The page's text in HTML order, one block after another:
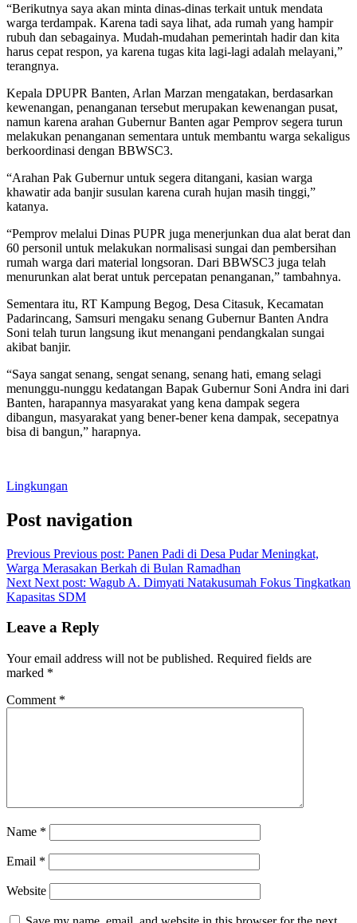
“Berikutnya saya akan minta dinas-dinas terkait untuk mendata
warga terdampak. Karena tadi saya lihat, ada rumah yang hampir
rubuh dan sebagainya. Mudah-mudahan pemerintah hadir dan kita
harus cepat respon, ya karena tugas kita lagi-lagi adalah melayani,”
terangnya.
Kepala DPUPR Banten, Arlan Marzan mengatakan, berdasarkan
kewenangan, penanganan tersebut merupakan kewenangan pusat,
namun karena arahan Gubernur Banten agar Pemprov segera turun
melakukan penanganan sementara untuk membantu warga sekaligus
berkoordinasi dengan BBWSC3.
“Arahan Pak Gubernur untuk segera ditangani, kasian warga
khawatir ada banjir susulan karena curah hujan masih tinggi,”
katanya.
“Pemprov melalui Dinas PUPR juga menerjunkan dua alat berat dan
60 personil untuk melakukan normalisasi sungai dan pembersihan
rumah warga dari material longsoran. Dari BBWSC3 juga telah
menurunkan alat berat untuk percepatan penanganan,” tambahnya.
Sementara itu, RT Kampung Begog, Desa Citasuk, Kecamatan
Padarincang, Samsuri mengaku senang Gubernur Banten Andra
Soni telah turun langsung ikut menangani pendangkalan sungai
akibat banjir.
“Saya sangat senang, sengat senang, senang hati, emang selagi
menunggu-nunggu kedatangan Bapak Gubernur Soni Andra ini dari
Banten, harapannya masyarakat yang kena dampak segera
dibangun, masyarakat yang bener-bener kena dampak, secepatnya
bisa di bangun,” harapnya.
Lingkungan
Post navigation
Previous Previous post: Panen Padi di Desa Pudar Meningkat,
Warga Merasakan Berkah di Bulan Ramadhan
Next Next post: Wagub A. Dimyati Natakusumah Fokus Tingkatkan
Kapasitas SDM
Leave a Reply
Your email address will not be published. Required fields are
marked *
Comment *
Name *
Email *
Website